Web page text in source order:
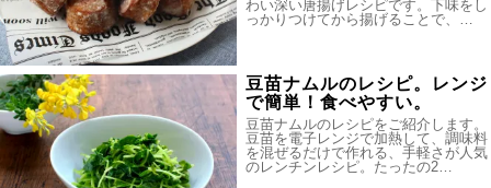
わい深い唐揚げレシピです。下味をし
っかりつけてから揚げることで、…
豆苗ナムルのレシピ。レンジ
で簡単！食べやすい。
豆苗ナムルのレシピをご紹介します。
豆苗を電子レンジで加熱して、調味料
を混ぜるだけで作れる、手軽さが人気
のレンチンレシピ。たったの2…